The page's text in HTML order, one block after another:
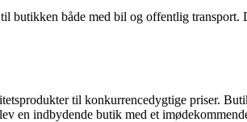
butikken både med bil og offentlig
til konkurrencedygtige priser.
en indbydende butik med et